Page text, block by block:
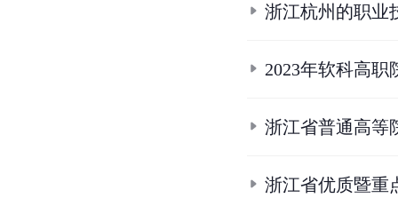
浙江杭州的职业
2023年软科高
浙江省普通高等
浙江省优质暨重